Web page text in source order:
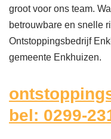
groot voor ons team.
betrouwbare en snelle
Ontstoppingsbedrijf
gemeente Enkhuizen.
bel: 0299-